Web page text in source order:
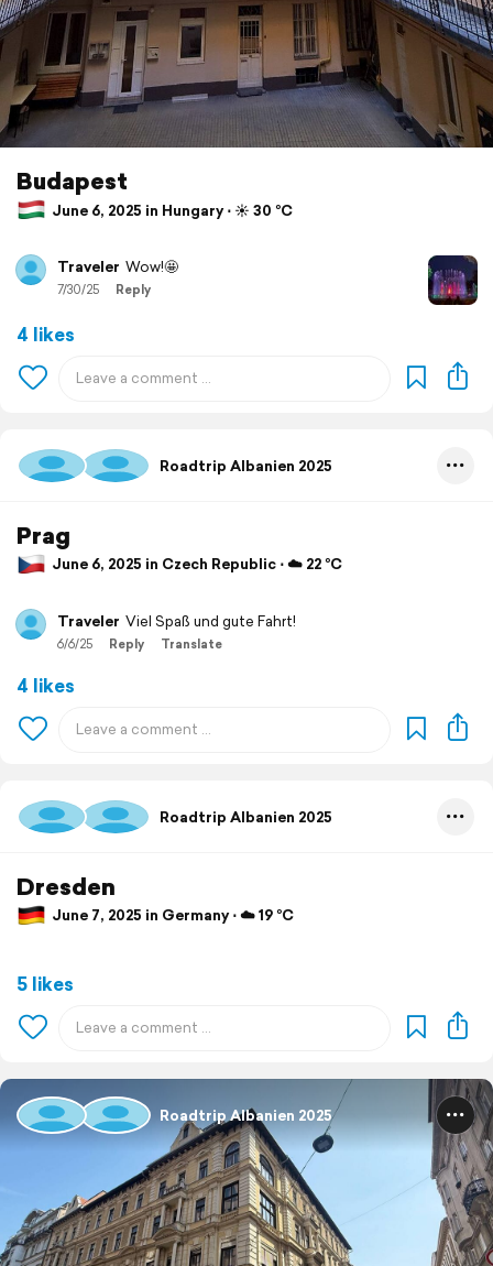
Budapest
June 6, 2025 in Hungary ⋅ ☀️ 30 °C
Traveler Wow!🤩
7/30/25 Reply
4 likes
Roadtrip Albanien 2025
Prag
June 6, 2025 in Czech Republic ⋅ ☁️ 22 °C
Traveler Viel Spaß und gute Fahrt!
6/6/25 Reply Translate
4 likes
Roadtrip Albanien 2025
Dresden
June 7, 2025 in Germany ⋅ ☁️ 19 °C
5 likes
Roadtrip Albanien 2025